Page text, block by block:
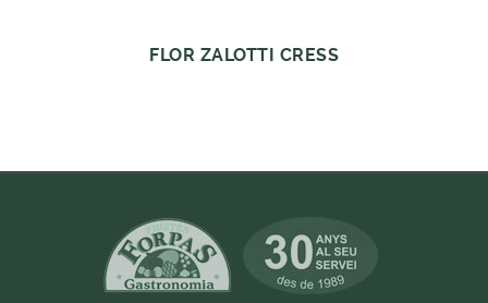
FLOR ZALOTTI CRESS